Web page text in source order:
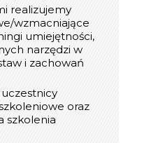
realizujemy
wzmacniające
umiejętności,
narzędzi w
i zachowań
oraz
szkolenia